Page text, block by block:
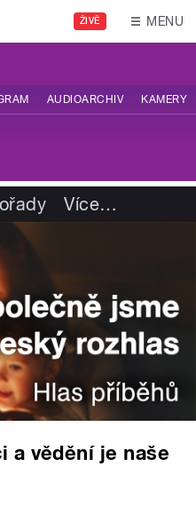
ŽIVĚ MENU
AUDIOARCHIV KAMERY
Více…
a vědění je naše